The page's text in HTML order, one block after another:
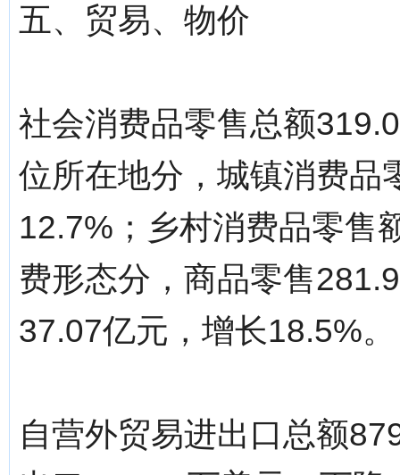
五、贸易、物价
社会消费品零售总额
位所在地分，城镇消费品
12.7%；乡村消费品零售
费形态分，商品零售
37.07亿元，增长18.5%。
自营外贸易进出口总额